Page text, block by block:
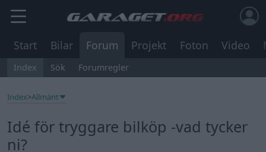
Start Bilar Forum Projekt Foton Video
Index Sök Forumregler
Index>Allmänt
Idé för tryggare bilköp -vad tycker
ni?